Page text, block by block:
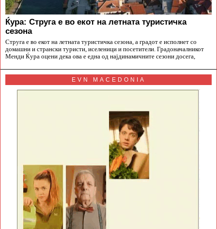
Ќура: Струга е во екот на летната туристичка
сезона
Струга е во екот на летната туристичка сезона, а градот е исполнет со
домашни и странски туристи, иселеници и посетители. Градоначалникот
Менди Ќура оцени дека ова е една од најдинамичните сезони досега,
EVN MACEDONIA